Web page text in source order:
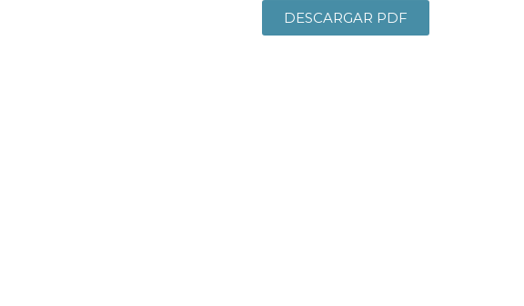
DESCARGAR PDF